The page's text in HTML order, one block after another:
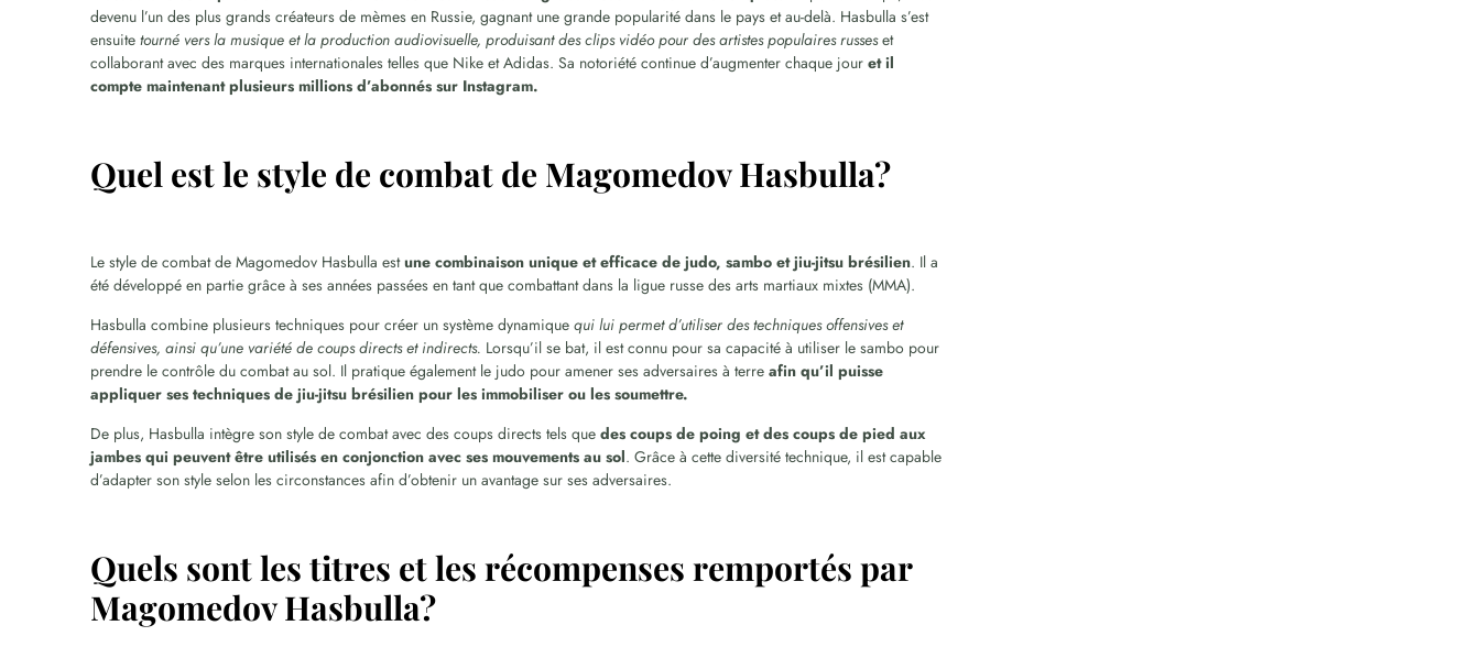
devenu l’un des plus grands créateurs de mèmes en Russie, gagnant une grande popularité dans le pays et au-delà. Hasbulla s’est
ensuitetourné vers la musique et la production audiovisuelle, produisant des clips vidéo pour des artistes populaires russeset
collaborant avec des marques internationales telles que Nike et Adidas. Sa notoriété continue d’augmenter chaque jouret il
compte maintenant plusieurs millions d’abonnés sur Instagram.
Quel est le style de combat de Magomedov Hasbulla?
Le style de combat de Magomedov Hasbulla estune combinaison unique et efficace de judo, sambo et jiu-jitsu brésilien. Il a
été développé en partie grâce à ses années passées en tant que combattant dans la ligue russe des arts martiaux mixtes (MMA).
Hasbulla combine plusieurs techniques pour créer un système dynamiquequi lui permet d’utiliser des techniques offensives et
défensives, ainsi qu’une variété de coups directs et indirects. Lorsqu’il se bat, il est connu pour sa capacité à utiliser le sambo pour
prendre le contrôle du combat au sol. Il pratique également le judo pour amener ses adversaires à terreafin qu’il puisse
appliquer ses techniques de jiu-jitsu brésilien pour les immobiliser ou les soumettre.
De plus, Hasbulla intègre son style de combat avec des coups directs tels quedes coups de poing et des coups de pied aux
jambes qui peuvent être utilisés en conjonction avec ses mouvements au sol. Grâce à cette diversité technique, il est capable
d’adapter son style selon les circonstances afin d’obtenir un avantage sur ses adversaires.
Quels sont les titres et les récompenses remportés par
Magomedov Hasbulla?